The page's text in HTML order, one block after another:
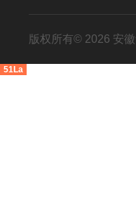
版权所有© 2026 安
51La